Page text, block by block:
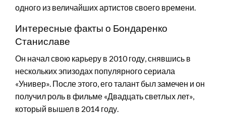
одного из величайших артистов своего времени.
Интересные факты о Бондаренко
Станиславе
Он начал свою карьеру в 2010 году, снявшись в
нескольких эпизодах популярного сериала
«Универ». После этого, его талант был замечен и он
получил роль в фильме «Двадцать светлых лет»,
который вышел в 2014 году.